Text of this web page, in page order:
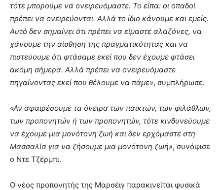
τότε μπορούμε να ονειρευόμαστε. Το είπα: οι οπαδοί
πρέπει να ονειρεύονται. Αλλά το ίδιο κάνουμε και εμείς.
Αυτό δεν σημαίνει ότι πρέπει να είμαστε αλαζόνες, να
χάνουμε την αίσθηση της πραγματικότητας και να
πιστεύουμε ότι φτάσαμε εκεί που δεν έχουμε φτάσει
ακόμη σήμερα. Αλλά πρέπει να ονειρευόμαστε
πηγαίνοντας εκεί που θέλουμε να πάμε», συμπλήρωσε.
«Αν αφαιρέσουμε τα όνειρα των παικτών, των φιλάθλων,
των προπονητών ή των προπονητών, τότε κινδυνεύουμε
να έχουμε μια μονότονη ζωή και δεν ερχόμαστε στη
Μασσαλία για να ζήσουμε μια μονότονη ζωή», συνόψισε
ο Ντε Τζέρμπι.
Ο νέος προπονητής της Μαρσέιγ παρακινείται φυσικά